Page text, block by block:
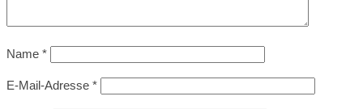
Name *
E-Mail-Adresse *